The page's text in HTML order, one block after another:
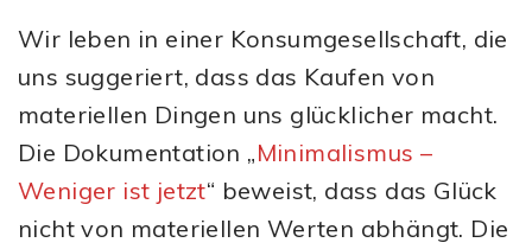
Wir leben in einer Konsumgesellschaft, die
uns suggeriert, dass das Kaufen von
materiellen Dingen uns glücklicher macht.
Die Dokumentation „Minimalismus –
Weniger ist jetzt“ beweist, dass das Glück
nicht von materiellen Werten abhängt. Die